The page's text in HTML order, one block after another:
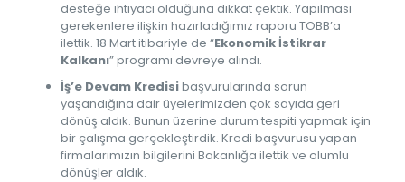
desteğe ihtiyacı olduğuna dikkat çektik. Yapılması
gerekenlere ilişkin hazırladığımız raporu TOBB’a
ilettik. 18 Mart itibariyle de “Ekonomik İstikrar
Kalkanı” programı devreye alındı.
İş’e Devam Kredisibaşvurularında sorun
yaşandığına dair üyelerimizden çok sayıda geri
dönüş aldık. Bunun üzerine durum tespiti yapmak için
bir çalışma gerçekleştirdik. Kredi başvurusu yapan
firmalarımızın bilgilerini Bakanlığa ilettik ve olumlu
dönüşler aldık.